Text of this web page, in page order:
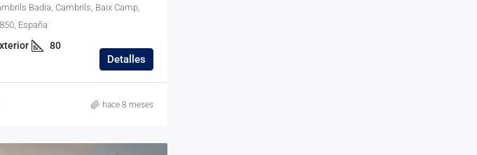
Badia, Cambrils, Baix Camp,
España
80
Detalles
hace 8 meses